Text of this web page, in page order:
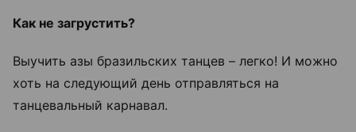
Как не загрустить?
Выучить азы бразильских танцев – легко! И можно
хоть на следующий день отправляться на
танцевальный карнавал.